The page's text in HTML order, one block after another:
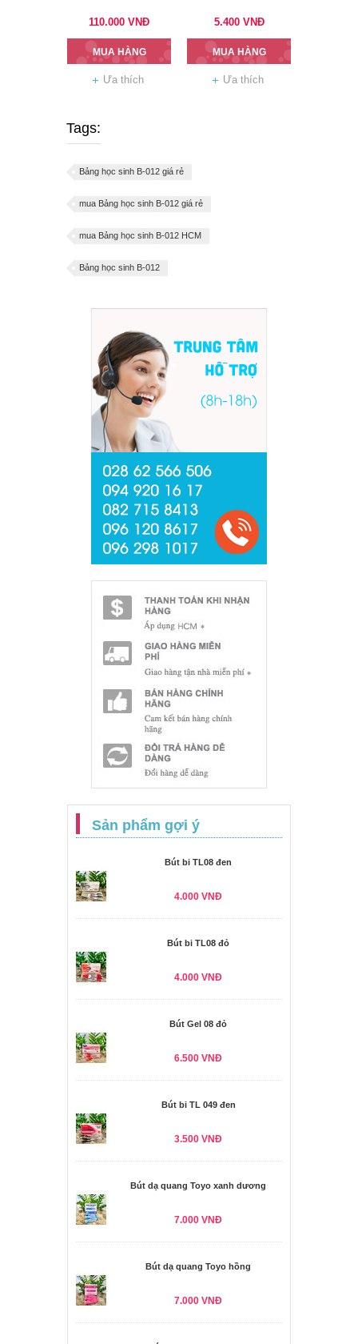
110.000 VNĐ
MUA HÀNG
Ưa thích
5.400 VNĐ
MUA HÀNG
Ưa thích
Tags:
Bảng học sinh B-012 giá rẻ
mua Bảng học sinh B-012 giá rẻ
mua Bảng học sinh B-012 HCM
Bảng học sinh B-012
Sản phẩm gợi ý
Bút bi TL08 đen
4.000 VNĐ
Bút bi TL08 đỏ
4.000 VNĐ
Bút Gel 08 đỏ
6.500 VNĐ
Bút bi TL 049 đen
3.500 VNĐ
Bút dạ quang Toyo xanh dương
7.000 VNĐ
Bút dạ quang Toyo hồng
7.000 VNĐ